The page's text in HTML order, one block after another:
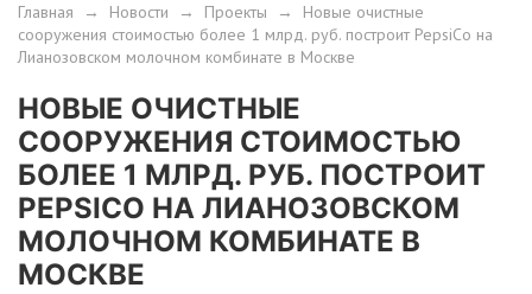
Главная → Новости → Проекты → Новые очистные
сооружения стоимостью более 1 млрд. руб. построит PepsiCo на
Лианозовском молочном комбинате в Москве
НОВЫЕ ОЧИСТНЫЕ
СООРУЖЕНИЯ СТОИМОСТЬЮ
БОЛЕЕ 1 МЛРД. РУБ. ПОСТРОИТ
PEPSICO НА ЛИАНОЗОВСКОМ
МОЛОЧНОМ КОМБИНАТЕ В
МОСКВЕ